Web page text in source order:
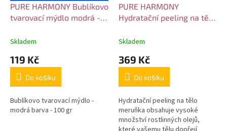
PURE HARMONY Bublíkovo
tvarovací mýdlo modrá -
Skladem
119 Kč
Do košíku
Bublíkovo tvarovací mýdlo -
modrá barva - 100 gr
PURE HARMONY
Hydratační peeling na tělo
Skladem
369 Kč
Do košíku
Hydratační peeling na tělo
meruňka obsahuje vysoké
množství rostlinných olejů,